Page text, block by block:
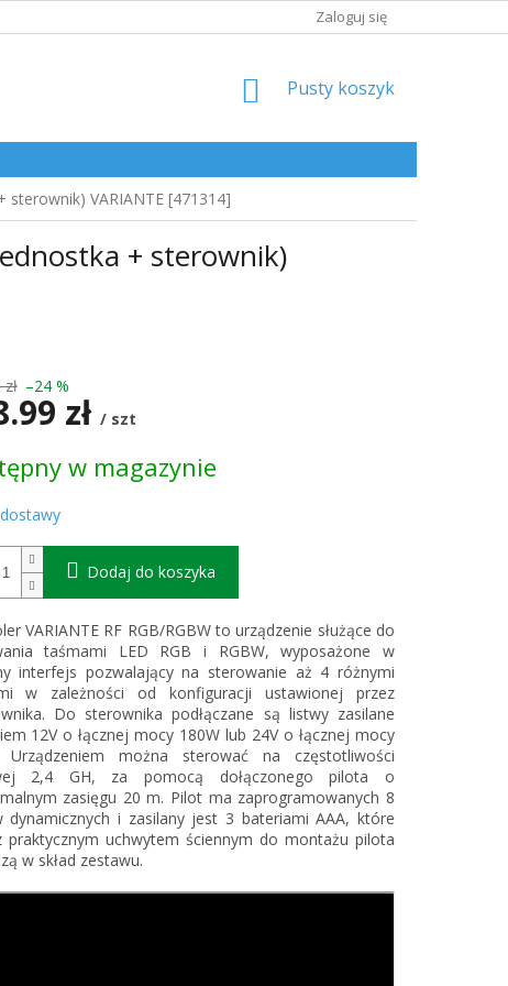
Zaloguj się
KOSZYK
Pusty koszyk
sterownik) VARIANTE [471314]
+ sterownik)
–24 %
zł / szt
w magazynie
Dodaj do koszyka
VARIANTE RF RGB/RGBW to urządzenie służące do
taśmami LED RGB i RGBW, wyposażone w
interfejs pozwalający na sterowanie aż 4 różnymi
w zależności od konfiguracji ustawionej przez
Do sterownika podłączane są listwy zasilane
12V o łącznej mocy 180W lub 24V o łącznej mocy
Urządzeniem można sterować na częstotliwości
2,4 GH, za pomocą dołączonego pilota o
zasięgu 20 m. Pilot ma zaprogramowanych 8
dynamicznych i zasilany jest 3 bateriami AAA, które
praktycznym uchwytem ściennym do montażu pilota
w skład zestawu.